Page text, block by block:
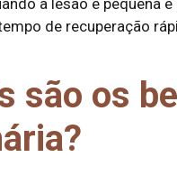
a lesão é pequena
de recuperação
são os